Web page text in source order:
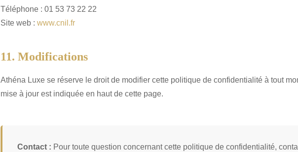
Téléphone : 01 53 73 22 22
Site web : www.cnil.fr
11. Modifications
Athéna Luxe se réserve le droit de modifier cette politique de confidentialité à tout
mise à jour est indiquée en haut de cette page.
Contact : Pour toute question concernant cette politique de confidentialité,